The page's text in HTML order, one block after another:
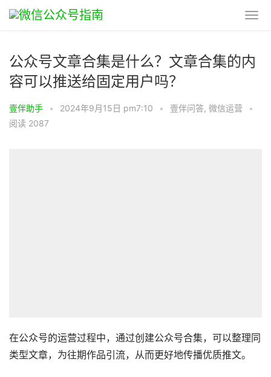
公众号文章合集是什么？文章合集的内
容可以推送给固定用户吗？
壹伴助手 • 2024年9月15日 pm7:10 • 壹伴问答, 微信运营
•
阅读 2087
在公众号的运营过程中，通过创建公众号合集，可以整理同
类型文章，为往期作品引流，从而更好地传播优质推文。